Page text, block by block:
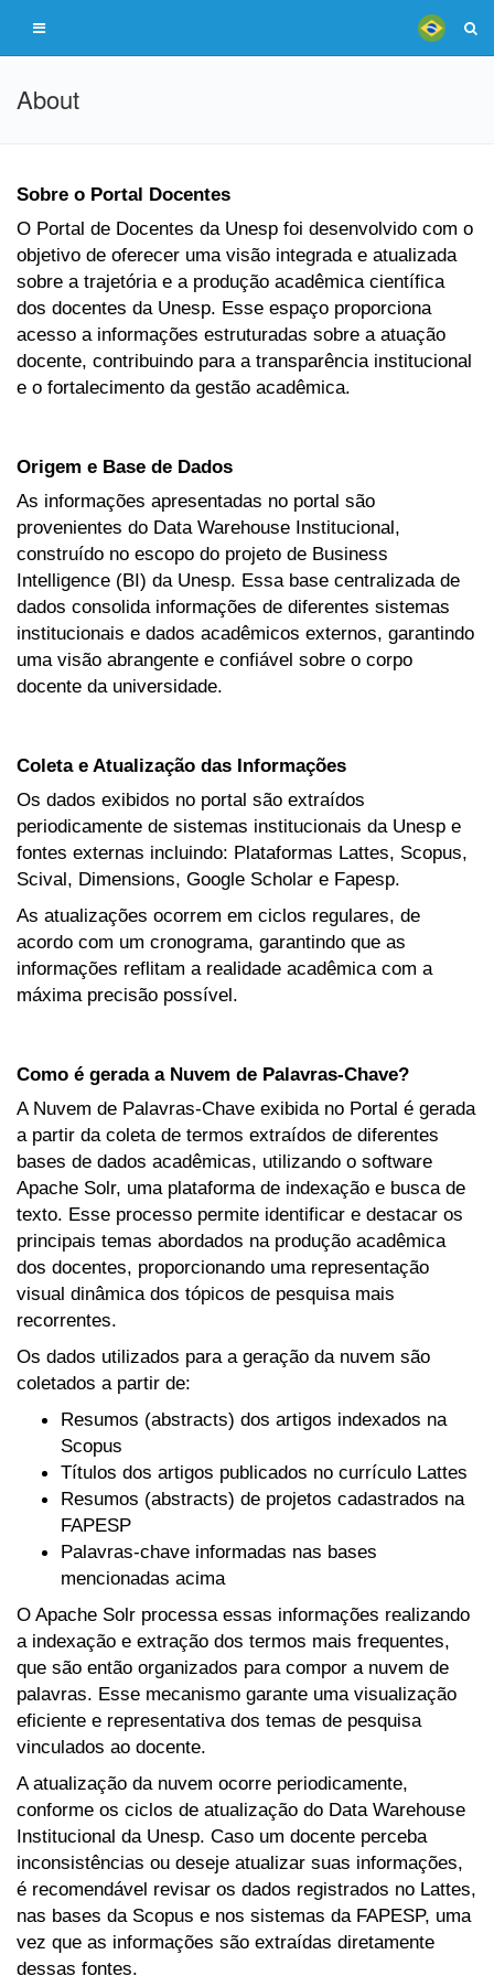
About
Sobre o Portal Docentes
O Portal de Docentes da Unesp foi desenvolvido com o
objetivo de oferecer uma visão integrada e atualizada
sobre a trajetória e a produção acadêmica científica
dos docentes da Unesp. Esse espaço proporciona
acesso a informações estruturadas sobre a atuação
docente, contribuindo para a transparência institucional
e o fortalecimento da gestão acadêmica.
Origem e Base de Dados
As informações apresentadas no portal são
provenientes do Data Warehouse Institucional,
construído no escopo do projeto de Business
Intelligence (BI) da Unesp. Essa base centralizada de
dados consolida informações de diferentes sistemas
institucionais e dados acadêmicos externos, garantindo
uma visão abrangente e confiável sobre o corpo
docente da universidade.
Coleta e Atualização das Informações
Os dados exibidos no portal são extraídos
periodicamente de sistemas institucionais da Unesp e
fontes externas incluindo: Plataformas Lattes, Scopus,
Scival, Dimensions, Google Scholar e Fapesp.
As atualizações ocorrem em ciclos regulares, de
acordo com um cronograma, garantindo que as
informações reflitam a realidade acadêmica com a
máxima precisão possível.
Como é gerada a Nuvem de Palavras-Chave?
A Nuvem de Palavras-Chave exibida no Portal é gerada
a partir da coleta de termos extraídos de diferentes
bases de dados acadêmicas, utilizando o software
Apache Solr, uma plataforma de indexação e busca de
texto. Esse processo permite identificar e destacar os
principais temas abordados na produção acadêmica
dos docentes, proporcionando uma representação
visual dinâmica dos tópicos de pesquisa mais
recorrentes.
Os dados utilizados para a geração da nuvem são
coletados a partir de:
Resumos (abstracts) dos artigos indexados na
Scopus
Títulos dos artigos publicados no currículo Lattes
Resumos (abstracts) de projetos cadastrados na
FAPESP
Palavras-chave informadas nas bases
mencionadas acima
O Apache Solr processa essas informações realizando
a indexação e extração dos termos mais frequentes,
que são então organizados para compor a nuvem de
palavras. Esse mecanismo garante uma visualização
eficiente e representativa dos temas de pesquisa
vinculados ao docente.
A atualização da nuvem ocorre periodicamente,
conforme os ciclos de atualização do Data Warehouse
Institucional da Unesp. Caso um docente perceba
inconsistências ou deseje atualizar suas informações,
é recomendável revisar os dados registrados no Lattes,
nas bases da Scopus e nos sistemas da FAPESP, uma
vez que as informações são extraídas diretamente
dessas fontes.